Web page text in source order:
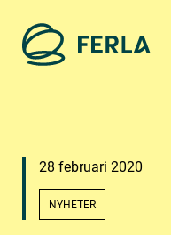
28 februari 2020
NYHETER